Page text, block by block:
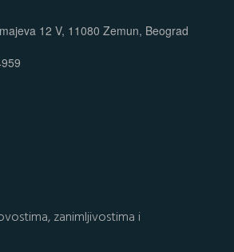
12 V, 11080 Zemun, Beograd
zanimljivostima i